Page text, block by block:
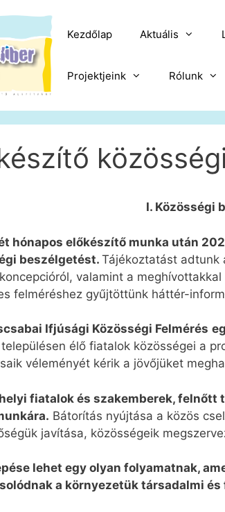
Kezdőlap Aktuális
Projektjeink Rólunk
I. Közösségi
hónapos előkészítő munka után
beszélgetést.Tájékoztatást adtunk
valamint a
felméréshez gyűjtöttünk háttér-
Ifjúsági Közösségi Felmérés
élő fiatalok közösségei a
véleményét kérik a jövőjüket
fiatalok és szakemberek, felnőtt
Bátorítás nyújtása a közös
javítása, közösségeik
lehet egy olyan folyamatnak,
a környezetük társadalmi